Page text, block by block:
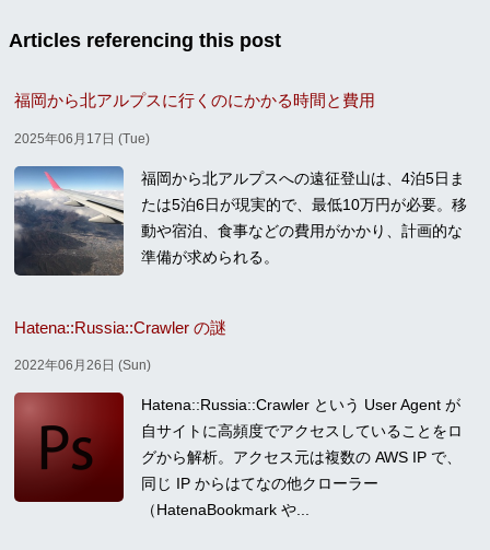
Articles referencing this post
福岡から北アルプスに行くのにかかる時間と費用
2025年06月17日 (Tue)
福岡から北アルプスへの遠征登山は、4泊5日ま
たは5泊6日が現実的で、最低10万円が必要。移
動や宿泊、食事などの費用がかかり、計画的な
準備が求められる。
Hatena::Russia::Crawler の謎
2022年06月26日 (Sun)
Hatena::Russia::Crawler という User Agent が
自サイトに高頻度でアクセスしていることをロ
グから解析。アクセス元は複数の AWS IP で、
同じ IP からはてなの他クローラー
（HatenaBookmark や...